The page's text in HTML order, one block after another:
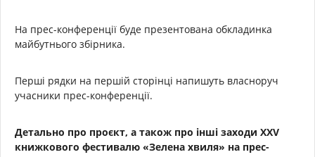
На прес-конференції буде презентована обкладинка
майбутнього збірника.
Перші рядки на першій сторінці напишуть власноруч
учасники прес-конференції.
Детально про проєкт, а також про інші заходи XXV
книжкового фестивалю «Зелена хвиля» на прес-